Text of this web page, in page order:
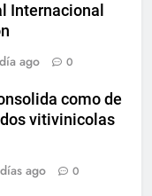
Internacional
ago 0
como de
vitivinicolas
ago 0